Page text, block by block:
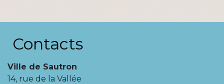
Contacts
Ville de Sautron
14, rue de la Vallée